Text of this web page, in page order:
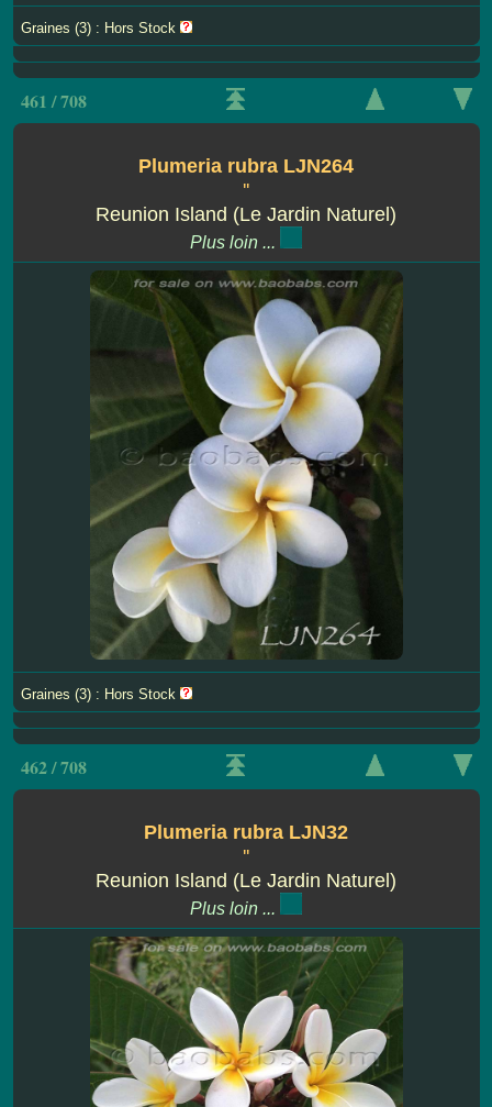
Graines (3) : Hors Stock
461 / 708
Plumeria rubra LJN264
''
Reunion Island (Le Jardin Naturel)
Plus loin ...
Graines (3) : Hors Stock
462 / 708
Plumeria rubra LJN32
''
Reunion Island (Le Jardin Naturel)
Plus loin ...